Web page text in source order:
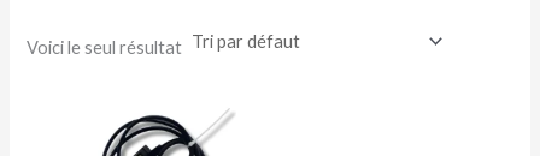
Voici le seul résultat